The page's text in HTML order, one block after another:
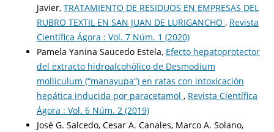
Javier, TRATAMIENTO DE RESIDUOS EN EMPRESAS DEL
RUBRO TEXTIL EN SAN JUAN DE LURIGANCHO , Revista
Científica Ágora : Vol. 7 Núm. 1 (2020)
Pamela Yanina Saucedo Estela, Efecto hepatoprotector
del extracto hidroalcohólico de Desmodium
molliculum (“manayupa”) en ratas con intoxicación
hepática inducida por paracetamol , Revista Científica
Ágora : Vol. 6 Núm. 2 (2019)
José G. Salcedo, Cesar A. Canales, Marco A. Solano,